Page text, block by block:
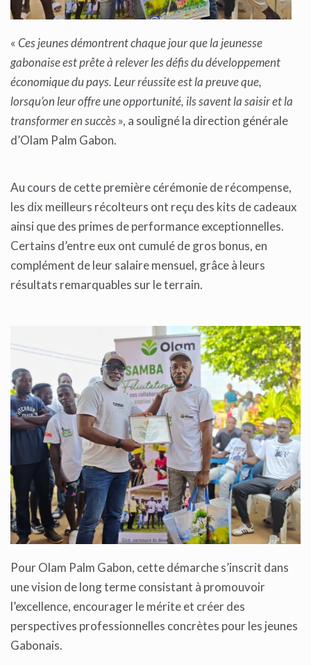
«Ces jeunes démontrent chaque jour que la jeunesse
gabonaise est prête à relever les défis du développement
économique du pays. Leur réussite est la preuve que,
lorsqu’on leur offre une opportunité, ils savent la saisir et la
transformer en succès», a souligné la direction générale
d’Olam Palm Gabon.
Au cours de cette première cérémonie de récompense,
les dix meilleurs récolteurs ont reçu des kits de cadeaux
ainsi que des primes de performance exceptionnelles.
Certains d’entre eux ont cumulé de gros bonus, en
complément de leur salaire mensuel, grâce à leurs
résultats remarquables sur le terrain.
Pour Olam Palm Gabon, cette démarche s’inscrit dans
une vision de long terme consistant à promouvoir
l’excellence, encourager le mérite et créer des
perspectives professionnelles concrètes pour les jeunes
Gabonais.